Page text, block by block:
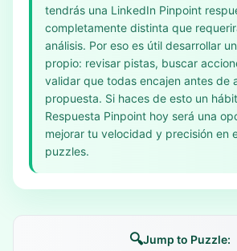
tendrás una LinkedIn Pinpoint
completamente distinta que
análisis. Por eso es útil desarrollar
propio: revisar pistas, buscar
validar que todas encajen antes de
propuesta. Si haces de esto un
Respuesta Pinpoint hoy será una
mejorar tu velocidad y precisión en
puzzles.
🔍Jump to Puzzle: